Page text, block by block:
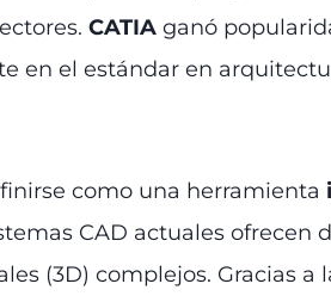
CATIA ganó
en el estándar en
como una herramienta
CAD actuales ofrecen
(3D) complejos. Gracias